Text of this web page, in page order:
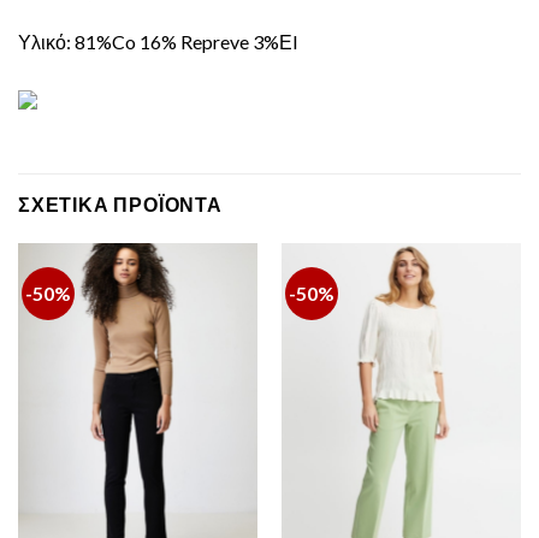
Υλικό: 81%Co 16% Repreve 3%Εl
ΣΧΕΤΙΚΆ ΠΡΟΪΌΝΤΑ
-50% -50%